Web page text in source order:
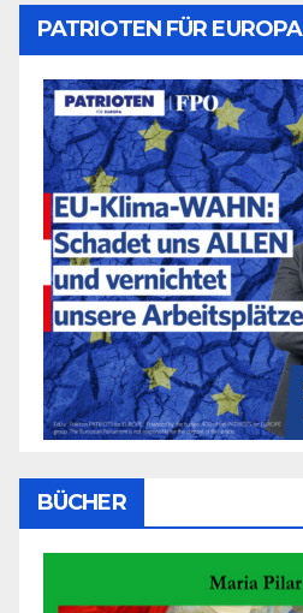
PATRIOTEN FÜR EUROPA
BÜCHER